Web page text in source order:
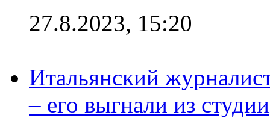
27.8.2023, 15:20
Итальянский
– его выгнали из студии